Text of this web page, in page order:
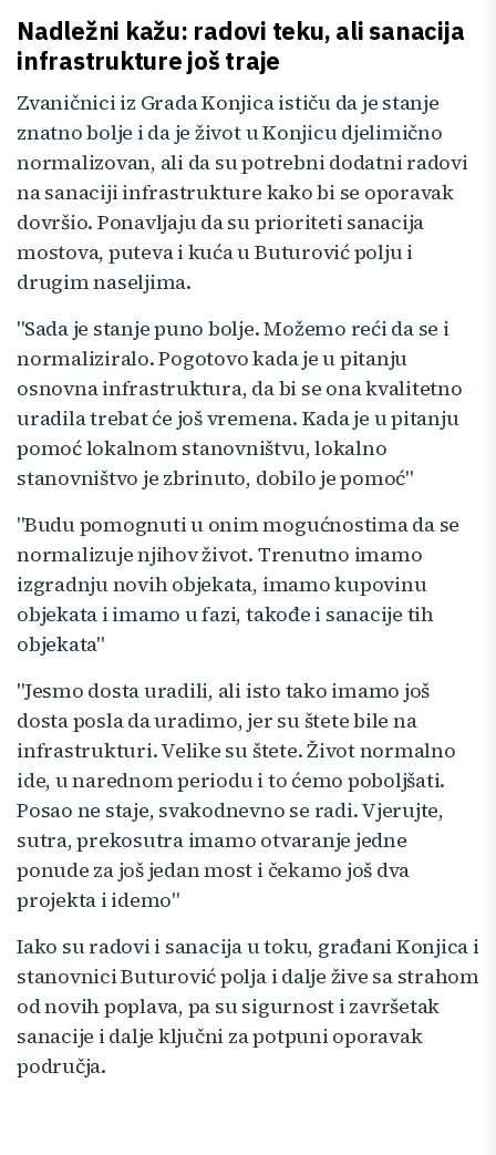
Nadležni kažu: radovi teku, ali sanacija
infrastrukture još traje
Zvaničnici iz Grada Konjica ističu da je stanje
znatno bolje i da je život u Konjicu djelimično
normalizovan, ali da su potrebni dodatni radovi
na sanaciji infrastrukture kako bi se oporavak
dovršio. Ponavljaju da su prioriteti sanacija
mostova, puteva i kuća u Buturović polju i
drugim naseljima.
"Sada je stanje puno bolje. Možemo reći da se i
normaliziralo. Pogotovo kada je u pitanju
osnovna infrastruktura, da bi se ona kvalitetno
uradila trebat će još vremena. Kada je u pitanju
pomoć lokalnom stanovništvu, lokalno
stanovništvo je zbrinuto, dobilo je pomoć"
"Budu pomognuti u onim mogućnostima da se
normalizuje njihov život. Trenutno imamo
izgradnju novih objekata, imamo kupovinu
objekata i imamo u fazi, takođe i sanacije tih
objekata"
"Jesmo dosta uradili, ali isto tako imamo još
dosta posla da uradimo, jer su štete bile na
infrastrukturi. Velike su štete. Život normalno
ide, u narednom periodu i to ćemo poboljšati.
Posao ne staje, svakodnevno se radi. Vjerujte,
sutra, prekosutra imamo otvaranje jedne
ponude za još jedan most i čekamo još dva
projekta i idemo"
Iako su radovi i sanacija u toku, građani Konjica i
stanovnici Buturović polja i dalje žive sa strahom
od novih poplava, pa su sigurnost i završetak
sanacije i dalje ključni za potpuni oporavak
područja.